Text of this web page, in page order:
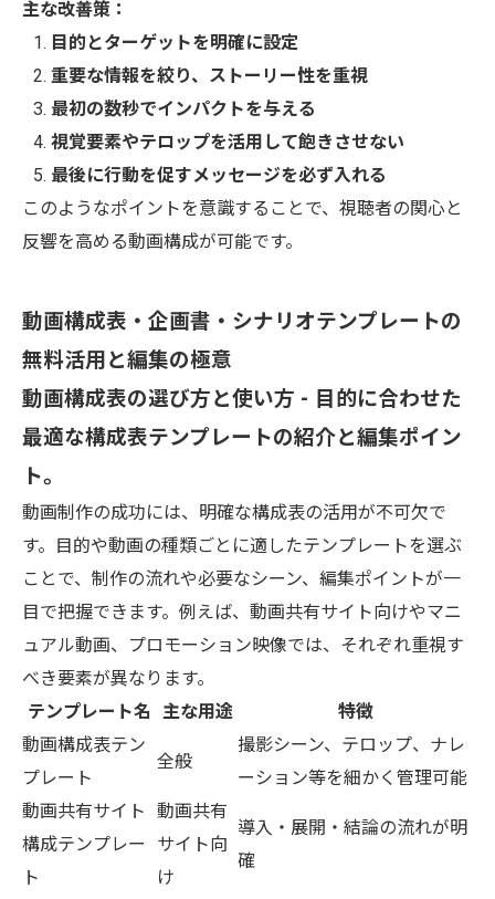
主な改善策：
目的とターゲットを明確に設定
重要な情報を絞り、ストーリー性を重視
最初の数秒でインパクトを与える
視覚要素やテロップを活用して飽きさせない
最後に行動を促すメッセージを必ず入れる
このようなポイントを意識することで、視聴者の関心と
反響を高める動画構成が可能です。
動画構成表・企画書・シナリオテンプレートの
無料活用と編集の極意
動画構成表の選び方と使い方 - 目的に合わせた
最適な構成表テンプレートの紹介と編集ポイン
ト。
動画制作の成功には、明確な構成表の活用が不可欠で
す。目的や動画の種類ごとに適したテンプレートを選ぶ
ことで、制作の流れや必要なシーン、編集ポイントが一
目で把握できます。例えば、動画共有サイト向けやマニ
ュアル動画、プロモーション映像では、それぞれ重視す
べき要素が異なります。
テンプレート名
主な用途
特徴
動画構成表テン
プレート
全般
撮影シーン、テロップ、ナレ
ーション等を細かく管理可能
動画共有サイト
構成テンプレー
ト
動画共有
サイト向
け
導入・展開・結論の流れが明
確